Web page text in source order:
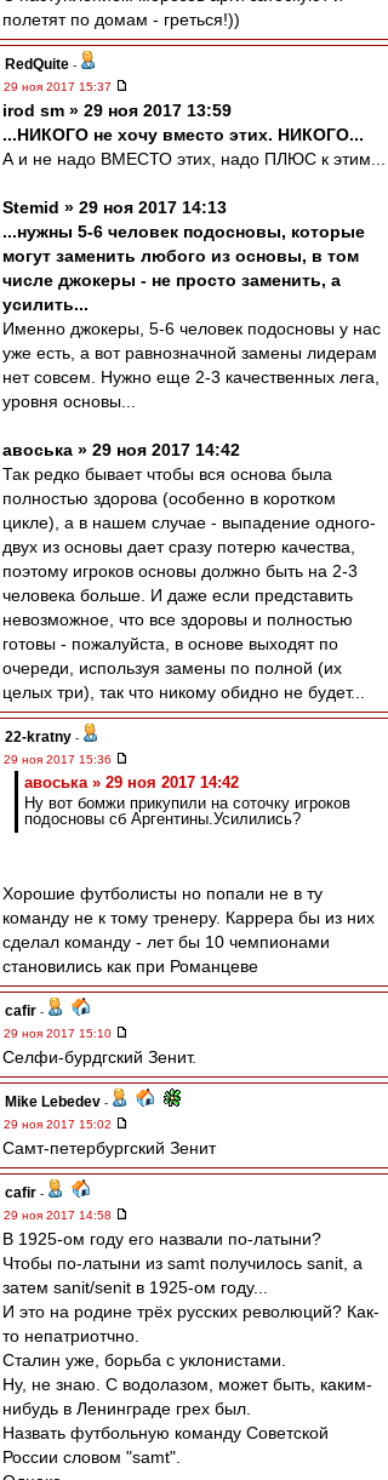
полетят по домам - греться!))
RedQuite -
29 ноя 2017 15:37
irod sm » 29 ноя 2017 13:59
...НИКОГО не хочу вместо этих. НИКОГО...
А и не надо ВМЕСТО этих, надо ПЛЮС к этим...
Stemid » 29 ноя 2017 14:13
...нужны 5-6 человек подосновы, которые
могут заменить любого из основы, в том
числе джокеры - не просто заменить, а
усилить...
Именно джокеры, 5-6 человек подосновы у нас
уже есть, а вот равнозначной замены лидерам
нет совсем. Нужно еще 2-3 качественных лега,
уровня основы...
авоська » 29 ноя 2017 14:42
Так редко бывает чтобы вся основа была
полностью здорова (особенно в коротком
цикле), а в нашем случае - выпадение одного-
двух из основы дает сразу потерю качества,
поэтому игроков основы должно быть на 2-3
человека больше. И даже если представить
невозможное, что все здоровы и полностью
готовы - пожалуйста, в основе выходят по
очереди, используя замены по полной (их
целых три), так что никому обидно не будет...
22-kratny -
29 ноя 2017 15:36
авоська » 29 ноя 2017 14:42
Ну вот бомжи прикупили на соточку игроков
подосновы сб Аргентины.Усилились?
Хорошие футболисты но попали не в ту
команду не к тому тренеру. Каррера бы из них
сделал команду - лет бы 10 чемпионами
становились как при Романцеве
cafir -
29 ноя 2017 15:10
Селфи-бурдгский Зенит.
Mike Lebedev -
29 ноя 2017 15:02
Самт-петербургский Зенит
cafir -
29 ноя 2017 14:58
В 1925-ом году его назвали по-латыни?
Чтобы по-латыни из samt получилось sanit, а
затем sanit/senit в 1925-ом году...
И это на родине трёх русских революций? Как-
то непатриотчно.
Сталин уже, борьба с уклонистами.
Ну, не знаю. С водолазом, может быть, каким-
нибудь в Ленинграде грех был.
Назвать футбольную команду Советской
России словом "samt".